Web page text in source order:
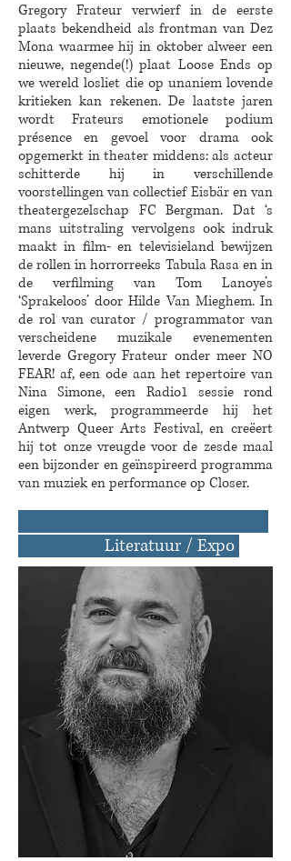
Gregory Frateur verwierf in de eerste
plaats bekendheid als frontman van Dez
Mona waarmee hij in oktober alweer een
nieuwe, negende(!) plaat Loose Ends op
we wereld losliet die op unaniem lovende
kritieken kan rekenen. De laatste jaren
wordt Frateurs emotionele podium
présence en gevoel voor drama ook
opgemerkt in theater middens: als acteur
schitterde hij in verschillende
voorstellingen van collectief Eisbär en van
theatergezelschap FC Bergman. Dat ‘s
mans uitstraling vervolgens ook indruk
maakt in film- en televisieland bewijzen
de rollen in horrorreeks Tabula Rasa en in
de verfilming van Tom Lanoye’s
‘Sprakeloos’ door Hilde Van Mieghem. In
de rol van curator / programmator van
verscheidene muzikale evenementen
leverde Gregory Frateur onder meer NO
FEAR! af, een ode aan het repertoire van
Nina Simone, een Radio1 sessie rond
eigen werk, programmeerde hij het
Antwerp Queer Arts Festival, en creëert
hij tot onze vreugde voor de zesde maal
een bijzonder en geïnspireerd programma
van muziek en performance op Closer.
Literatuur / Expo